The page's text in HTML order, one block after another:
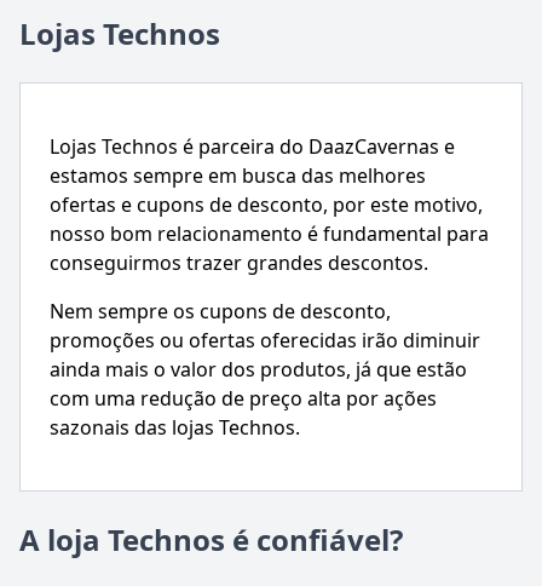
Lojas Technos
Lojas Technos é parceira do DaazCavernas e
estamos sempre em busca das melhores
ofertas e cupons de desconto, por este motivo,
nosso bom relacionamento é fundamental para
conseguirmos trazer grandes descontos.
Nem sempre os cupons de desconto,
promoções ou ofertas oferecidas irão diminuir
ainda mais o valor dos produtos, já que estão
com uma redução de preço alta por ações
sazonais das lojas Technos.
A loja Technos é confiável?